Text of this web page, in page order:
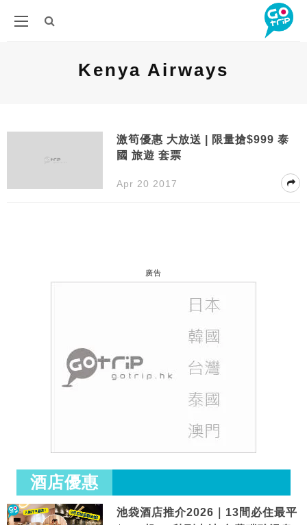
Kenya Airways
激筍優惠 大放送 | 限量搶$999 泰
國 旅遊 套票
Apr 20 2017
廣告
酒店優惠
池袋酒店推介2026｜13間必住最平